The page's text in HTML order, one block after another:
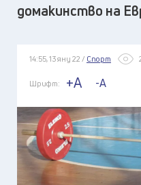
домакинство на
14:55, 13 яну 22 / Спорт
Шрифт: +A -A